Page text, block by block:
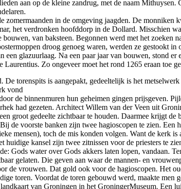
aan op de kleine zandrug, met de naam Mithuysen.
zomermaanden in de omgeving jaagden. De monniken
het verdronken hoofddorp in de Dollard. Misschien
van baksteen. Begonnen werd met het zoeken
droog genoeg waren, werden ze gestookt in
glazuurlaag. Na een paar jaar van bouwen, stond er
Zo ongeveer moet het rond 1265 eraan toe
torenspits is aangepakt, gedeeltelijk is het
vond
de binnenmuren hun geheimen gingen prijsgeven.
had gezeten. Architect Willem van der Veen uit
groot gedeelte zichtbaar te houden. Daarmee krijgt de
de voorste banken zijn twee hagioscopen te zien. Een
mensen), toch de mis konden volgen. Want de kerk
kansel zijn twee zitnissen voor de priesters te
Gods water over Gods akkers laten lopen, vandaan.
gelaten. Die geven aan waar de mannen- en
de vrouwen. Dat gold ook voor de hagioscopen. Het
toren. Voordat de toren gebouwd werd, maakte men
van Groningen in het GroningerMuseum. Een